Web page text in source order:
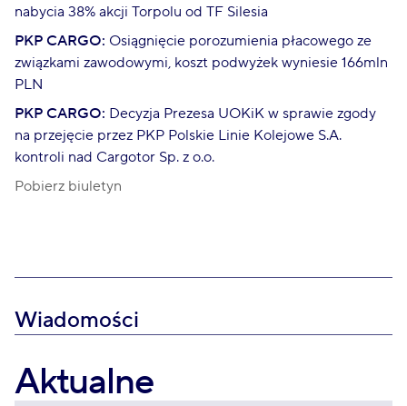
nabycia 38% akcji Torpolu od TF Silesia
PKP CARGO: Osiągnięcie porozumienia płacowego ze
związkami zawodowymi, koszt podwyżek wyniesie 166mln
PLN
PKP CARGO: Decyzja Prezesa UOKiK w sprawie zgody
na przejęcie przez PKP Polskie Linie Kolejowe S.A.
kontroli nad Cargotor Sp. z o.o.
Pobierz biuletyn
Wiadomości
Aktualne